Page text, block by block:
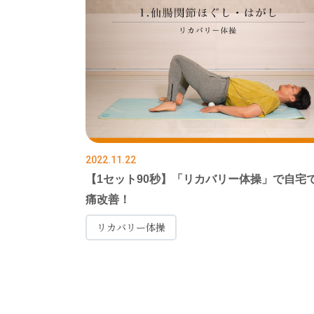
2022.11.22
【1セット90秒】「リカバリー体操」で自宅
痛改善！
リカバリー体操